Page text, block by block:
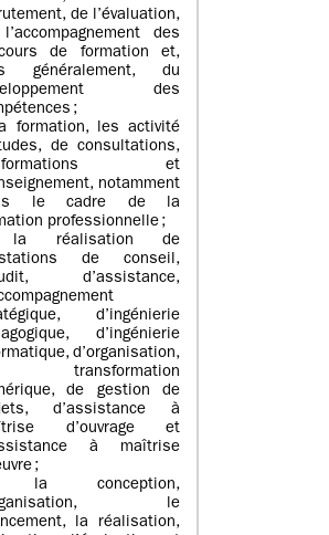
de l’évaluation,
des
de formation et,
généralement, du
des
;
formation, les activité
de consultations,
et
notamment
le cadre de la
professionnelle ;
réalisation de
de conseil,
d’assistance,
d’ingénierie
d’ingénierie
d’organisation,
transformation
de gestion de
d’assistance à
d’ouvrage et
à maîtrise
;
conception,
le
la réalisation,